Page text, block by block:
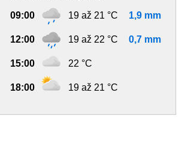
09:00 19 až 21 °C 1,9 mm
12:00 19 až 22 °C 0,7 mm
15:00 22 °C
18:00 19 až 21 °C